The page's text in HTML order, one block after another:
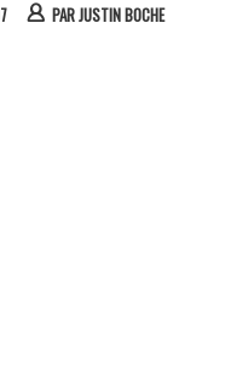
PARJUSTIN BOCHE